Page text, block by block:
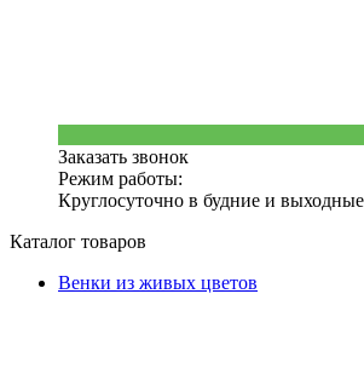
Заказать звонок
Режим работы:
Круглосуточно в будние и
Каталог товаров
Венки из живых цветов